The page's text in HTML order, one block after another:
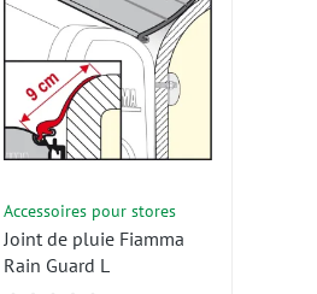
Accessoires pour stores
Joint de pluie Fiamma
Rain Guard L